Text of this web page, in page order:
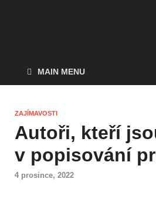
MAIN MENU
ZAJÍMAVOSTI
Autoři, kteří
v popisování
4 prosince, 2022